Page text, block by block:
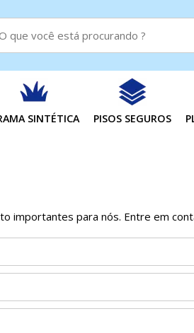
SINTÉTICA PISOS SEGUROS
importantes para nós. Entre em